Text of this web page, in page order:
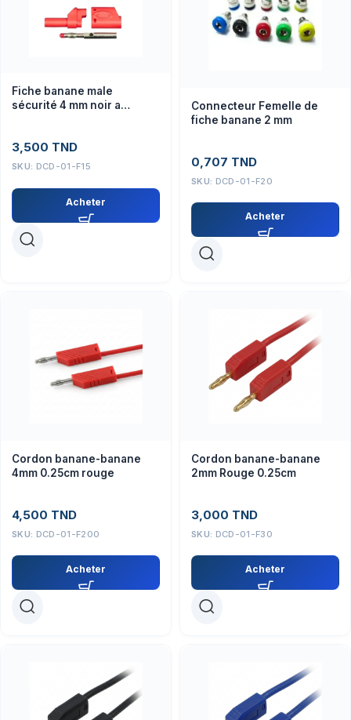
Fiche banane male
sécurité 4 mm noir a
3,500 TND
SKU: DCD-01-F15
Acheter
Connecteur Femelle de
fiche banane 2 mm
0,707 TND
SKU: DCD-01-F20
Acheter
Cordon banane-banane
4mm 0.25cm rouge
4,500 TND
SKU: DCD-01-F200
Acheter
Cordon banane-banane
2mm Rouge 0.25cm
3,000 TND
SKU: DCD-01-F30
Acheter